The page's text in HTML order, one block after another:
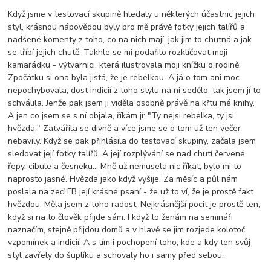
Když jsme v testovací skupině hledaly u některých účastnic jejich
styl, krásnou nápovědou byly pro mě právě fotky jejich talířů a
nadšené komenty z toho, co na nich mají, jak jim to chutná a jak
se tříbí jejich chutě. Takhle se mi podařilo rozklíčovat moji
kamarádku - výtvarnici, která ilustrovala moji knížku o rodině.
Zpočátku si ona byla jistá, že je rebelkou. A já o tom ani moc
nepochybovala, dost indicií z toho stylu na ni sedělo, tak jsem jí to
schválila. Jenže pak jsem ji viděla osobně právě na křtu mé knihy.
A jen co jsem se s ní objala, říkám jí: "Ty nejsi rebelka, ty jsi
hvězda." Zatvářila se divně a více jsme se o tom už ten večer
nebavily. Když se pak přihlásila do testovací skupiny, začala jsem
sledovat její fotky talířů. A její rozplývání se nad chutí červené
řepy, cibule a česneku... Mně už nemusela nic říkat, bylo mi to
naprosto jasné. Hvězda jako když vyšije. Za měsíc a půl nám
poslala na zeď FB její krásné psaní - že už to ví, že je prostě fakt
hvězdou. Měla jsem z toho radost. Nejkrásnější pocit je prostě ten,
když si na to člověk přijde sám. I když to ženám na semináři
naznačím, stejně přijdou domů a v hlavě se jim rozjede kolotoč
vzpomínek a indicií. A s tím i pochopení toho, kde a kdy ten svůj
styl zavřely do šuplíku a schovaly ho i samy před sebou.